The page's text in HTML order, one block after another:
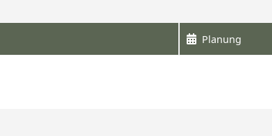
Planung